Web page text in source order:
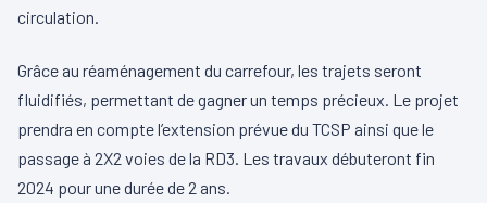
circulation.
Grâce au réaménagement du carrefour, les trajets seront
fluidifiés, permettant de gagner un temps précieux. Le projet
prendra en compte l’extension prévue du TCSP ainsi que le
passage à 2X2 voies de la RD3. Les travaux débuteront fin
2024 pour une durée de 2 ans.